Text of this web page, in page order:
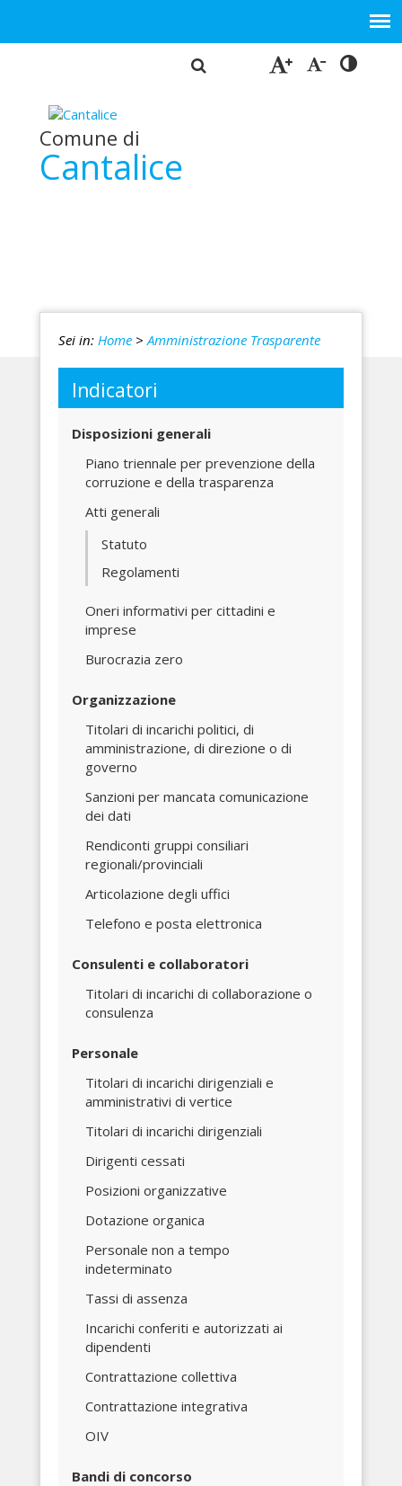
Comune di
Cantalice
Sei in: Home >Amministrazione Trasparente
Indicatori
Disposizioni generali
Piano triennale per prevenzione della
corruzione e della trasparenza
Atti generali
Statuto
Regolamenti
Oneri informativi per cittadini e
imprese
Burocrazia zero
Organizzazione
Titolari di incarichi politici, di
amministrazione, di direzione o di
governo
Sanzioni per mancata comunicazione
dei dati
Rendiconti gruppi consiliari
regionali/provinciali
Articolazione degli uffici
Telefono e posta elettronica
Consulenti e collaboratori
Titolari di incarichi di collaborazione o
consulenza
Personale
Titolari di incarichi dirigenziali e
amministrativi di vertice
Titolari di incarichi dirigenziali
Dirigenti cessati
Posizioni organizzative
Dotazione organica
Personale non a tempo
indeterminato
Tassi di assenza
Incarichi conferiti e autorizzati ai
dipendenti
Contrattazione collettiva
Contrattazione integrativa
OIV
Bandi di concorso